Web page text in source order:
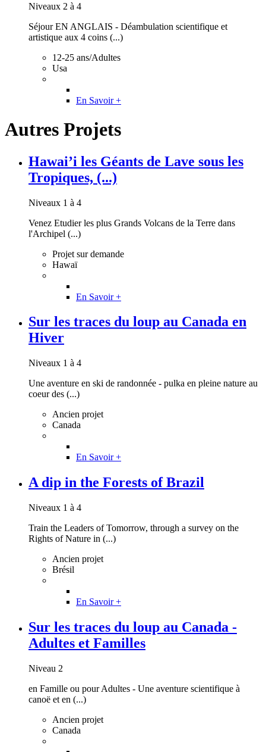
Niveaux 2 à 4
Séjour EN ANGLAIS - Déambulation scientifique et
artistique aux 4 coins (...)
12-25 ans/Adultes
Usa
En Savoir +
Autres Projets
Hawai’i les Géants de Lave sous les
Tropiques, (...)
Niveaux 1 à 4
Venez Etudier les plus Grands Volcans de la Terre dans
l'Archipel (...)
Projet sur demande
Hawaï
En Savoir +
Sur les traces du loup au Canada en
Hiver
Niveaux 1 à 4
Une aventure en ski de randonnée - pulka en pleine nature au
coeur des (...)
Ancien projet
Canada
En Savoir +
A dip in the Forests of Brazil
Niveaux 1 à 4
Train the Leaders of Tomorrow, through a survey on the
Rights of Nature in (...)
Ancien projet
Brésil
En Savoir +
Sur les traces du loup au Canada -
Adultes et Familles
Niveau 2
en Famille ou pour Adultes - Une aventure scientifique à
canoë et en (...)
Ancien projet
Canada